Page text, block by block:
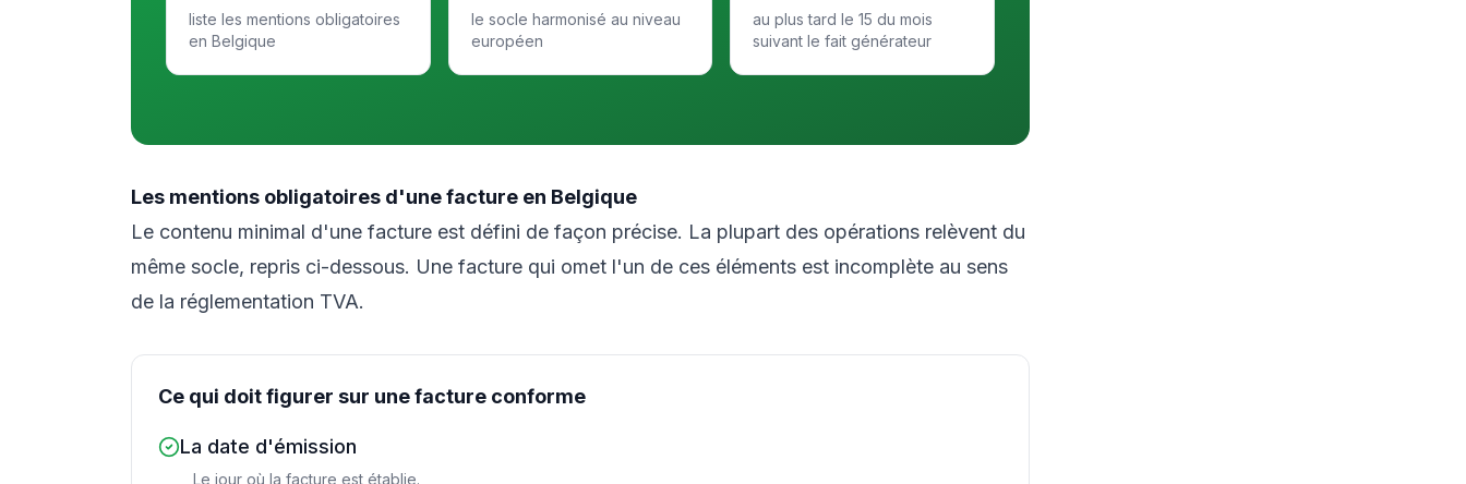
liste les mentions obligatoires
en Belgique
le socle harmonisé au niveau
européen
au plus tard le 15 du mois
suivant le fait générateur
Les mentions obligatoires d'une facture en Belgique
Le contenu minimal d'une facture est défini de façon précise. La plupart des opérations relèvent du
même socle, repris ci-dessous. Une facture qui omet l'un de ces éléments est incomplète au sens
de la réglementation TVA.
Ce qui doit figurer sur une facture conforme
La date d'émission
Le jour où la facture est établie.